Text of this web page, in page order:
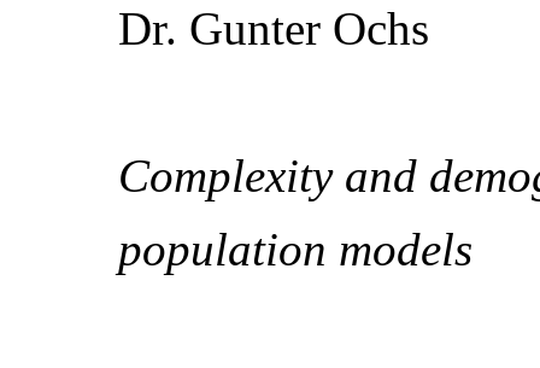
Dr. Gunter Ochs
Complexity and
population models